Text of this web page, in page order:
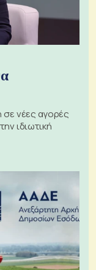
σε νέες αγορές
ιδιωτική